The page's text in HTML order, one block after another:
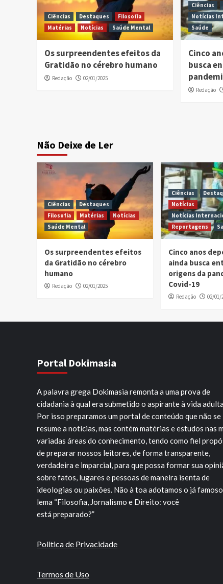
Ciências Destaques
Filosofia
Matérias
Notícias Saúde Mental
Os surpreendentes efeitos da
Gratidão no cérebro humano
Redação 02/01/2025
Ciências
Notícias
Saúde
Cinco
busca
Redação
Não Deixe de Ler
Ciências
Destaques
Filosofia
Matérias
Notícias
Saúde Mental
Os surpreendentes efeitos
da Gratidão no cérebro
humano
Redação 02/01/2025
Ciências
Notícias
Notícias
Reportagens
Cinco anos
ainda busca
origens da
Covid-19
Redação 02/01/
Portal Dokimasia
A palavra grega Dokimasia remonta a uma prova de
cidadania à qual era submetido o aspirante à vida
Por isso preparamos um portal de conteúdo que não se
resume a notícias, mas contém matérias e estudos nas
variadas áreas do conhecimento, tendo como fiel
de preparar nossos leitores, de forma transparente,
verdadeira e imparcial, para que possa formar sua
sobre fatos, lugares e pessoas de maneira isenta de
ideologias ou paixões. Não à toa adotamos o já famoso
lema “Filosofia, Jornalismo e Direito: você
está preparado?”
Politica de Privacidade
Termos de Uso